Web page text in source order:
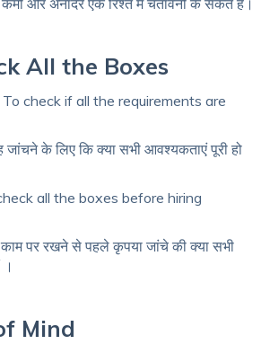
अनादर एक रिश्ते में चेतावनी के संकेत हैं।
All the Boxes
To check if all the requirements are
जांचने के लिए कि क्या सभी आवश्यकताएं पूरी हो
all the boxes before hiring
रखने से पहले कृपया जांचे की क्या सभी
।
Mind